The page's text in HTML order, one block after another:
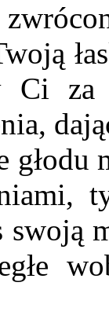
Ci
głodu